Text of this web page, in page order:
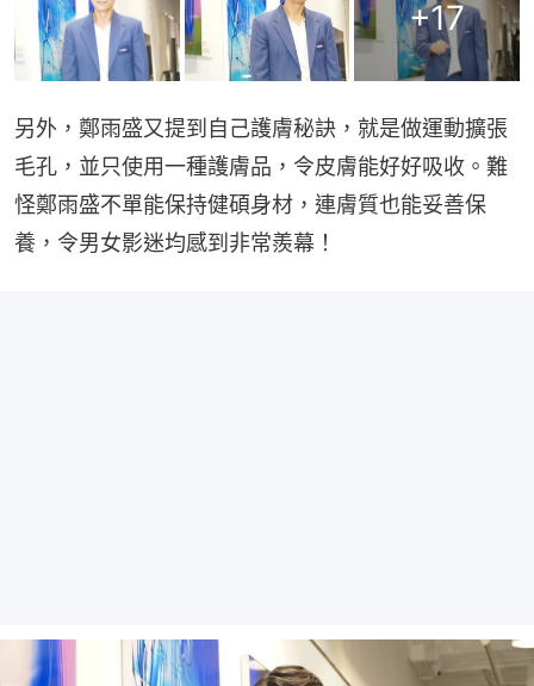
+17
另外，鄭雨盛又提到自己護膚秘訣，就是做運動擴張
毛孔，並只使用一種護膚品，令皮膚能好好吸收。難
怪鄭雨盛不單能保持健碩身材，連膚質也能妥善保
養，令男女影迷均感到非常羨幕！